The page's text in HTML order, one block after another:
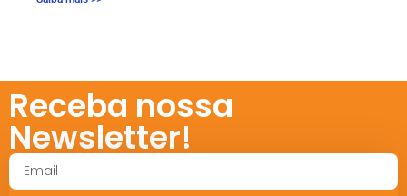
Receba nossa
Newsletter!